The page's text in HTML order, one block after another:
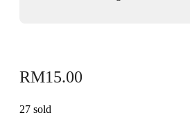
RM15.00
27 sold